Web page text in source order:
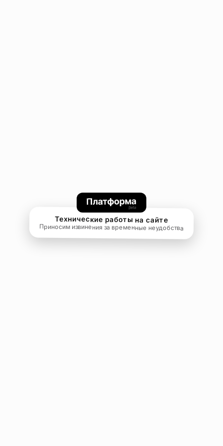
Технические работы на сайте
Приносим извинения за временные неудобства